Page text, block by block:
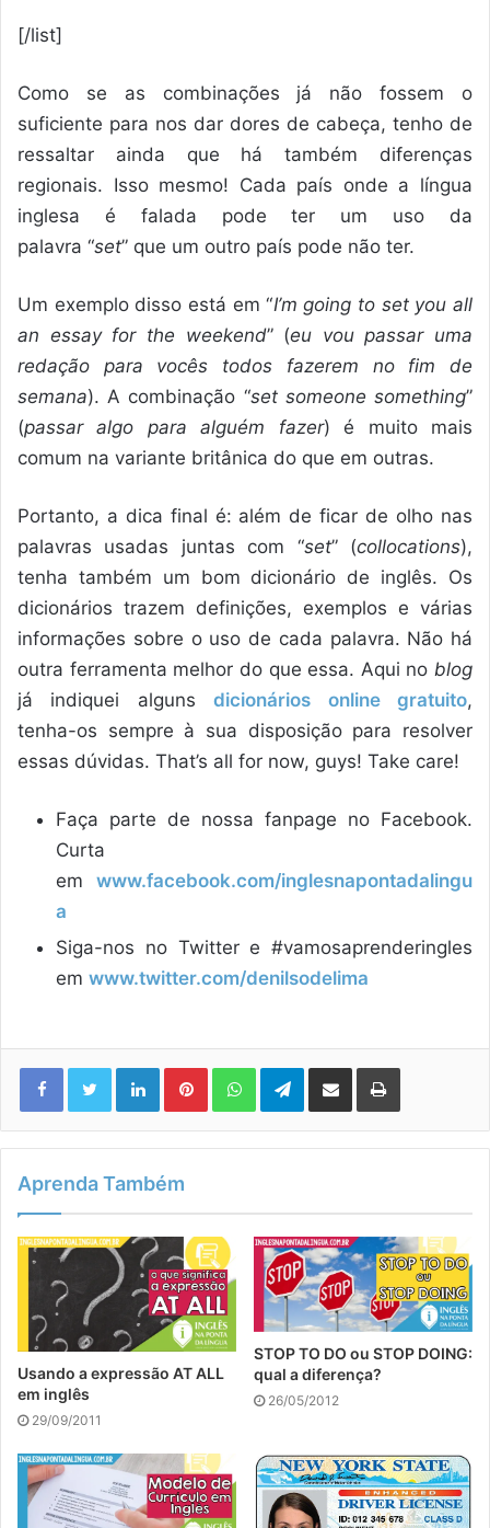
[/list]
Como se as combinações já não fossem o
suficiente para nos dar dores de cabeça, tenho de
ressaltar ainda que há também diferenças
regionais. Isso mesmo! Cada país onde a língua
inglesa é falada pode ter um uso da
palavra “set” que um outro país pode não ter.
Um exemplo disso está em “I’m going to set you all
an essay for the weekend” (eu vou passar uma
redação para vocês todos fazerem no fim de
semana). A combinação “set someone something”
(passar algo para alguém fazer) é muito mais
comum na variante britânica do que em outras.
Portanto, a dica final é: além de ficar de olho nas
palavras usadas juntas com “set” (collocations),
tenha também um bom dicionário de inglês. Os
dicionários trazem definições, exemplos e várias
informações sobre o uso de cada palavra. Não há
outra ferramenta melhor do que essa. Aqui no blog
já indiquei algunsdicionários online gratuito,
tenha-os sempre à sua disposição para resolver
essas dúvidas. That’s all for now, guys! Take care!
Faça parte de nossa fanpage no Facebook.
Curta
em www.facebook.com/inglesnapontadalingu
a
Siga-nos no Twitter e #vamosaprenderingles
em www.twitter.com/denilsodelima
LinkedinPinterestWhatsAppTelegram
Compartilhar via e-mail Imprimir
Aprenda Também
Usando a expressão AT ALL
em inglês
29/09/2011
STOP TO DO ou STOP DOING:
qual a diferença?
26/05/2012